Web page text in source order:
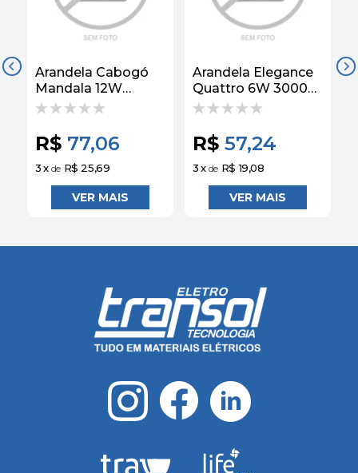
Arandela Cabogó
Mandala 12W
3000K Branco
R$ 77,06
3x de R$ 25,69
Arandela Elegance
Quattro 6W 3000K
Avant
R$ 57,24
3x de R$ 19,08